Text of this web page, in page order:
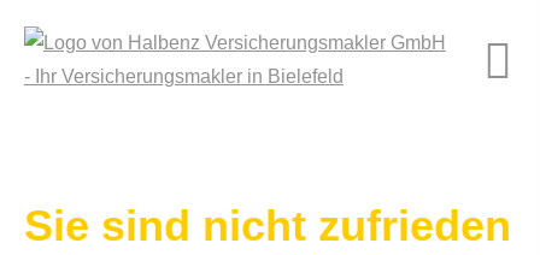
Sie sind nicht zufrieden